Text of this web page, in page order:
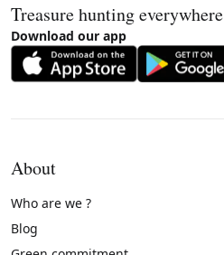
Treasure hunting everywhere
Download our app
About
Who are we ?
Blog